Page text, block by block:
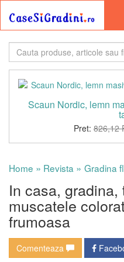
Scaun Nordic, lemn
Pret: 826,12
Home » Revista » Gradina
In casa,
muscatele
frumoasa
Comenteaza